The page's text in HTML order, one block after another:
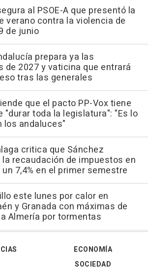
al PSOE-A que presentó la
verano contra la violencia de
de junio
prepara ya las
de 2027 y vaticina que entrará
tras las generales
que el pacto PP-Vox tiene
"durar toda la legislatura": "Es lo
los andaluces"
critica que Sánchez
recaudación de impuestos en
7,4% en el primer semestre
este lunes por calor en
y Granada con máximas de
Almería por tormentas
ECONOMÍA
SOCIEDAD